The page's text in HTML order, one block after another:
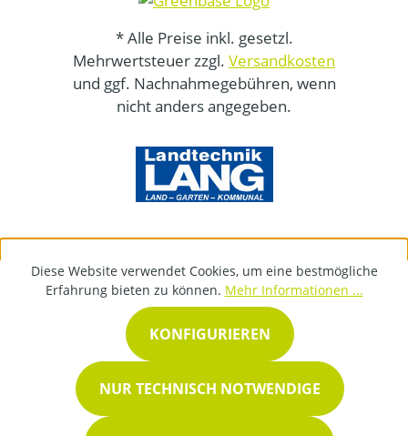
* Alle Preise inkl. gesetzl.
Mehrwertsteuer zzgl. Versandkosten
und ggf. Nachnahmegebühren, wenn
nicht anders angegeben.
Diese Website verwendet Cookies, um eine bestmögliche
Erfahrung bieten zu können. Mehr Informationen ...
NUR TECHNISCH NOTWENDIGE
KONFIGURIEREN